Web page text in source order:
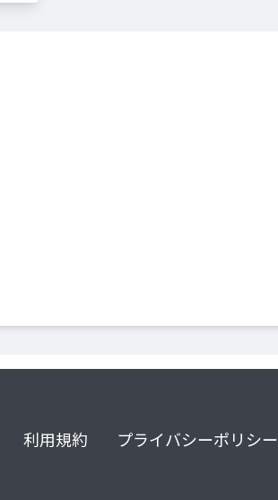
利用規約 プライバシーポリシー